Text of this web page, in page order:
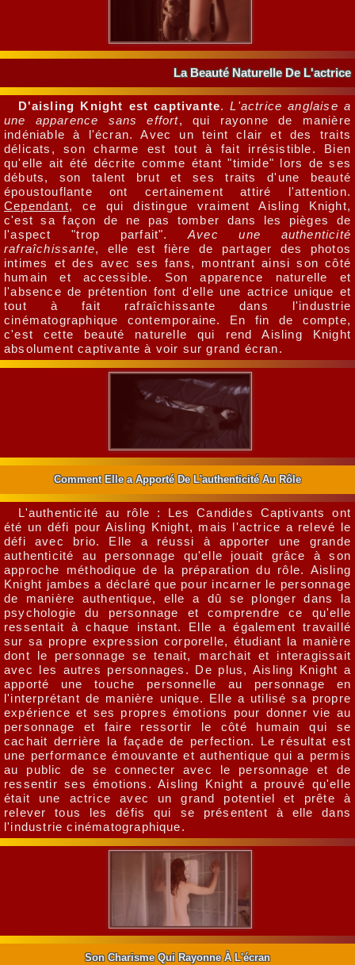
La Beauté Naturelle De L'actrice
D'aisling Knight est captivante.L'actrice anglaise a
une apparence sans effort, qui rayonne de manière
indéniable à l'écran. Avec un teint clair et des traits
délicats, son charme est tout à fait irrésistible. Bien
qu'elle ait été décrite comme étant "timide" lors de ses
débuts, son talent brut et ses traits d'une beauté
époustouflante ont certainement attiré l'attention.
Cependant, ce qui distingue vraiment Aisling Knight,
c'est sa façon de ne pas tomber dans les pièges de
l'aspect "trop parfait".Avec une authenticité
rafraîchissante, elle est fière de partager des photos
intimes et des avec ses fans, montrant ainsi son côté
humain et accessible. Son apparence naturelle et
l'absence de prétention font d'elle une actrice unique et
tout à fait rafraîchissante dans l'industrie
cinématographique contemporaine. En fin de compte,
c'est cette beauté naturelle qui rend Aisling Knight
absolument captivante à voir sur grand écran.
Comment Elle a Apporté De L'authenticité Au Rôle
L'authenticité au rôle : Les Candides Captivants ont
été un défi pour Aisling Knight, mais l'actrice a relevé le
défi avec brio. Elle a réussi à apporter une grande
authenticité au personnage qu'elle jouait grâce à son
approche méthodique de la préparation du rôle. Aisling
Knight jambes a déclaré que pour incarner le personnage
de manière authentique, elle a dû se plonger dans la
psychologie du personnage et comprendre ce qu'elle
ressentait à chaque instant. Elle a également travaillé
sur sa propre expression corporelle, étudiant la manière
dont le personnage se tenait, marchait et interagissait
avec les autres personnages. De plus, Aisling Knight a
apporté une touche personnelle au personnage en
l'interprétant de manière unique. Elle a utilisé sa propre
expérience et ses propres émotions pour donner vie au
personnage et faire ressortir le côté humain qui se
cachait derrière la façade de perfection. Le résultat est
une performance émouvante et authentique qui a permis
au public de se connecter avec le personnage et de
ressentir ses émotions. Aisling Knight a prouvé qu'elle
était une actrice avec un grand potentiel et prête à
relever tous les défis qui se présentent à elle dans
l'industrie cinématographique.
Son Charisme Qui Rayonne À L'écran